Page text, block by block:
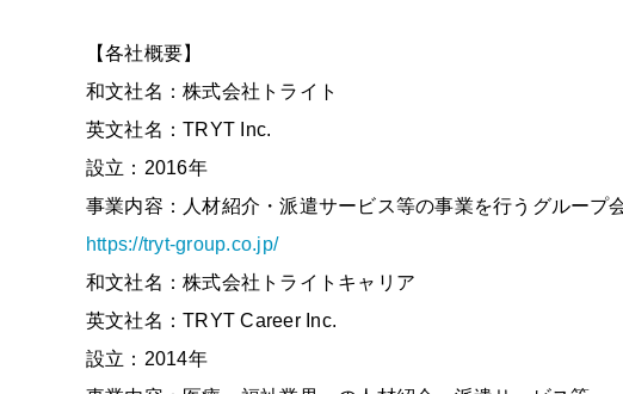
【各社概要】
和文社名：株式会社トライト
英文社名：TRYT Inc.
設立：2016年
事業内容：人材紹介・派遣サービス等の事業を行うグルー
https://tryt-group.co.jp/
和文社名：株式会社トライトキャリア
英文社名：TRYT Career Inc.
設立：2014年